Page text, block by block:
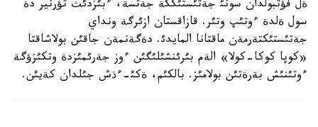
ةل فؤتبولدان سونئ جةتئستئككة جةتسة، ءبئزدئث تؤرنير دة
سول ةلدة ءوتئپ وتئر. قازاقستان ازئرگة ونداي
جةتئستئكتةرمةن ماقتانا المايدئ. دةگةنمةن جاقئن بولاشاقتا
«كوپا كوكا-كولا» الةم بئرئنشئلئگئن ءوز جةرئمئزدة وتكئزؤگة
ءوتئنئش بةرةتئن بولامئز. بالكئم، ةكئ-ءذش جئلدان كةيئن.